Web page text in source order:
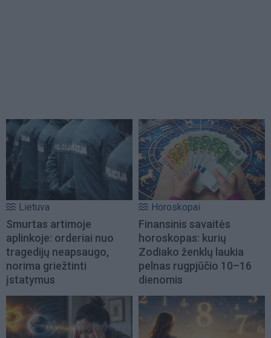
Lietuva
Smurtas artimoje
aplinkoje: orderiai nuo
tragedijų neapsaugo,
norima griežtinti
įstatymus
Horoskopai
Finansinis savaitės
horoskopas: kurių
Zodiako ženklų laukia
pelnas rugpjūčio 10–16
dienomis